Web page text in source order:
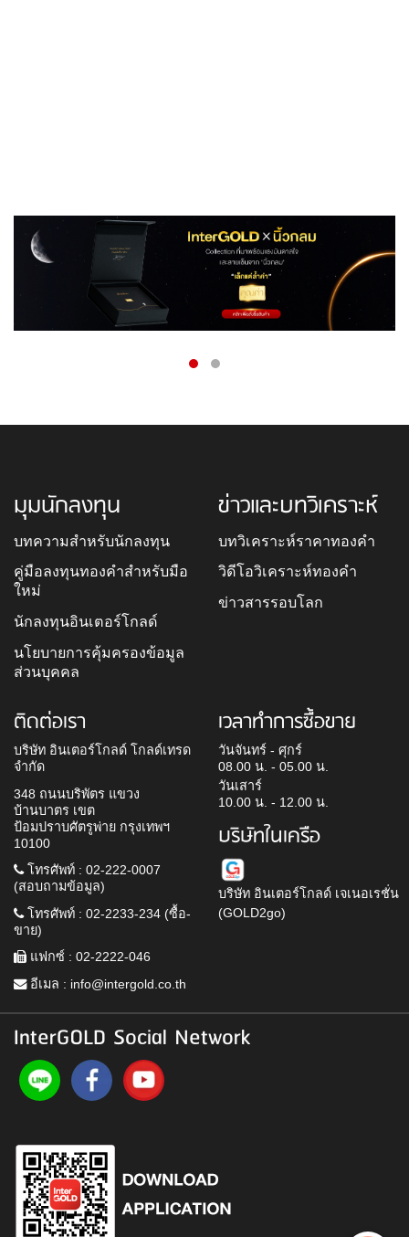
มุมนักลงทุน
บทความสำหรับนักลงทุน
คู่มือลงทุนทองคำสำหรับมือ
ใหม่
นักลงทุนอินเตอร์โกลด์
นโยบายการคุ้มครองข้อมูล
ส่วนบุคคล
ข่าวและบทวิเคราะห์
บทวิเคราะห์ราคาทองคำ
วิดีโอวิเคราะห์ทองคำ
ข่าวสารรอบโลก
ติดต่อเรา
บริษัท อินเตอร์โกลด์ โกลด์เทรด
จำกัด
348 ถนนบริพัตร แขวง
บ้านบาตร เขต
ป้อมปราบศัตรูพ่าย กรุงเทพฯ
10100
โทรศัพท์ : 02-222-0007
(สอบถามข้อมูล)
โทรศัพท์ : 02-2233-234 (ซื้อ-
ขาย)
แฟกซ์ : 02-2222-046
อีเมล : info@intergold.co.th
เวลาทำการซื้อขาย
วันจันทร์ - ศุกร์
08.00 น. - 05.00 น.
วันเสาร์
10.00 น. - 12.00 น.
บริษัทในเครือ
บริษัท อินเตอร์โกลด์ เจเนอเรชั่น
(GOLD2go)
InterGOLD Social Network